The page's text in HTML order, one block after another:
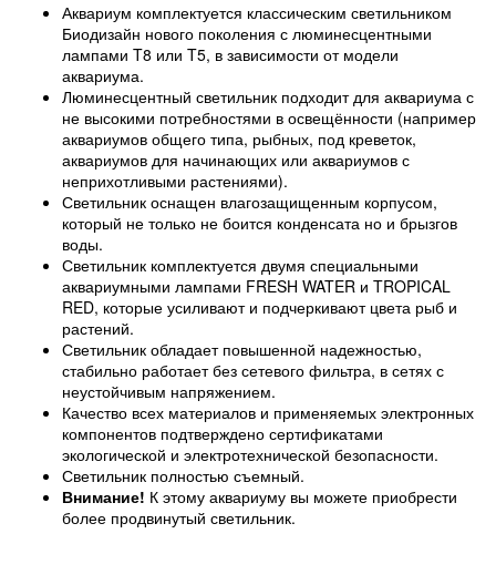
Аквариум комплектуется классическим светильником
Биодизайн нового поколения с люминесцентными
лампами T8 или T5, в зависимости от модели
аквариума.
Люминесцентный светильник подходит для аквариума с
не высокими потребностями в освещённости (например
аквариумов общего типа, рыбных, под креветок,
аквариумов для начинающих или аквариумов с
неприхотливыми растениями).
Светильник оснащен влагозащищенным корпусом,
который не только не боится конденсата но и брызгов
воды.
Светильник комплектуется двумя специальными
аквариумными лампами FRESH WATER и TROPICAL
RED, которые усиливают и подчеркивают цвета рыб и
растений.
Светильник обладает повышенной надежностью,
стабильно работает без сетевого фильтра, в сетях с
неустойчивым напряжением.
Качество всех материалов и применяемых электронных
компонентов подтверждено сертификатами
экологической и электротехнической безопасности.
Светильник полностью съемный.
Внимание! К этому аквариуму вы можете приобрести
более продвинутый светильник.